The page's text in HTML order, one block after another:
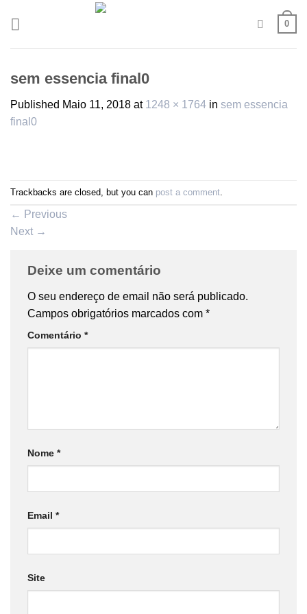
0
sem essencia final0
Published Maio 11, 2018 at 1248 × 1764 in sem essencia
final0
Trackbacks are closed, but you can post a comment
← Previous
Next →
Deixe um comentário
O seu endereço de email não será publicado.
Campos obrigatórios marcados com *
Comentário *
Nome *
Email *
Site